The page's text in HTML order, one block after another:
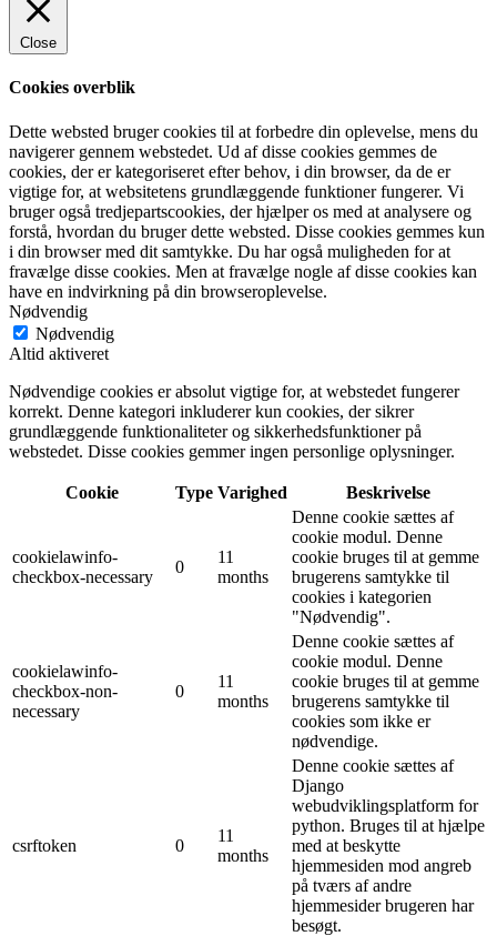
Close
Cookies overblik
Dette websted bruger cookies til at forbedre din oplevelse, mens du
navigerer gennem webstedet. Ud af disse cookies gemmes de
cookies, der er kategoriseret efter behov, i din browser, da de er
vigtige for, at websitetens grundlæggende funktioner fungerer. Vi
bruger også tredjepartscookies, der hjælper os med at analysere og
forstå, hvordan du bruger dette websted. Disse cookies gemmes kun
i din browser med dit samtykke. Du har også muligheden for at
fravælge disse cookies. Men at fravælge nogle af disse cookies kan
have en indvirkning på din browseroplevelse.
Nødvendig
Nødvendig
Altid aktiveret
Nødvendige cookies er absolut vigtige for, at webstedet fungerer
korrekt. Denne kategori inkluderer kun cookies, der sikrer
grundlæggende funktionaliteter og sikkerhedsfunktioner på
webstedet. Disse cookies gemmer ingen personlige oplysninger.
Cookie Type Varighed Beskrivelse
cookielawinfo-
checkbox-necessary
0
11
months
Denne cookie sættes af
cookie modul. Denne
cookie bruges til at gemme
brugerens samtykke til
cookies i kategorien
"Nødvendig".
cookielawinfo-
checkbox-non-
necessary
0
11
months
Denne cookie sættes af
cookie modul. Denne
cookie bruges til at gemme
brugerens samtykke til
cookies som ikke er
nødvendige.
csrftoken 0
11
months
Denne cookie sættes af
Django
webudviklingsplatform for
python. Bruges til at hjælpe
med at beskytte
hjemmesiden mod angreb
på tværs af andre
hjemmesider brugeren har
besøgt.